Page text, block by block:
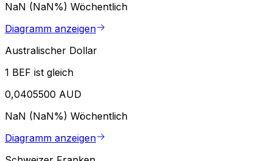
NaN (NaN%) Wöchentlich
Diagramm anzeigen
Australischer Dollar
1 BEF ist gleich
0,0405500 AUD
NaN (NaN%) Wöchentlich
Diagramm anzeigen